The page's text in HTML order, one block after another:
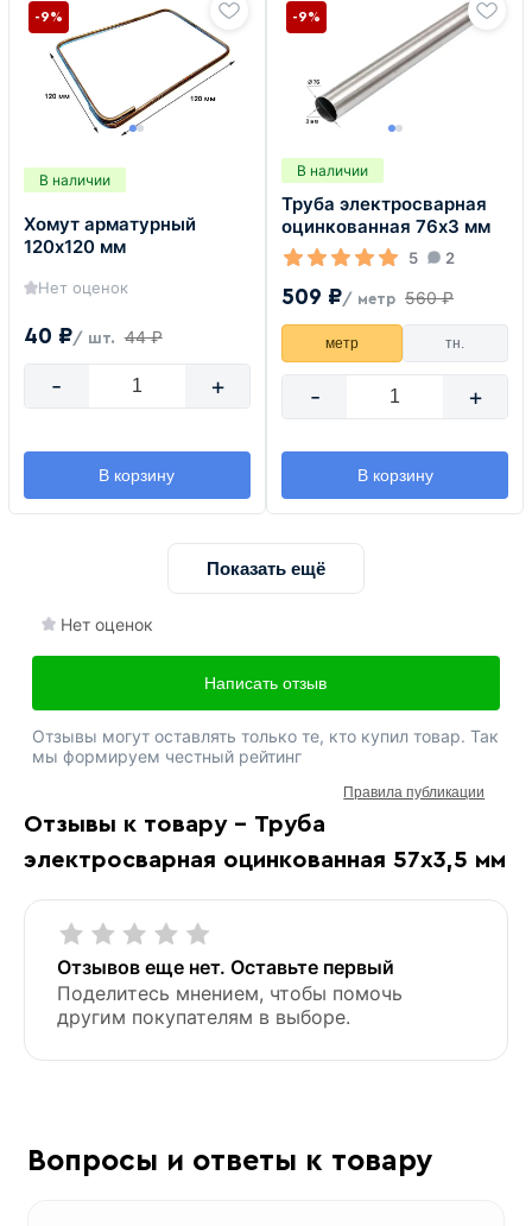
В наличии
Хомут арматурный
120x120 мм
Нет оценок
40 ₽/ шт. 44 ₽
-9%
- +
В корзину
В наличии
Труба электросварная
оцинкованная 76х3 мм
5 2
509 ₽/ метр 560 ₽
-9%
метр тн.
- +
В корзину
Показать ещё
Отзывы к товару - Труба
электросварная оцинкованная 57х3,5 мм
Отзывов еще нет. Оставьте первый
Поделитесь мнением, чтобы помочь
другим покупателям в выборе.
Нет оценок
Написать отзыв
Отзывы могут оставлять только те, кто купил товар. Так
мы формируем честный рейтинг
Правила публикации
Вопросы и ответы к товару